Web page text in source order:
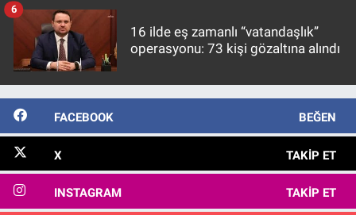
16 ilde eş zamanlı “vatandaşlık”
operasyonu: 73 kişi gözaltına alındı
6
FACEBOOK BEĞEN
X TAKIP ET
INSTAGRAM TAKIP ET